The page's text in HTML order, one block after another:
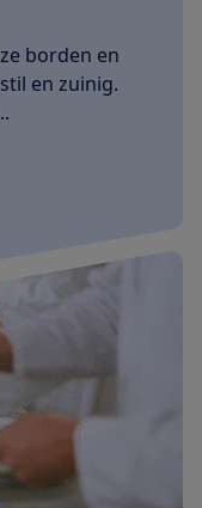
borden en
en zuinig.